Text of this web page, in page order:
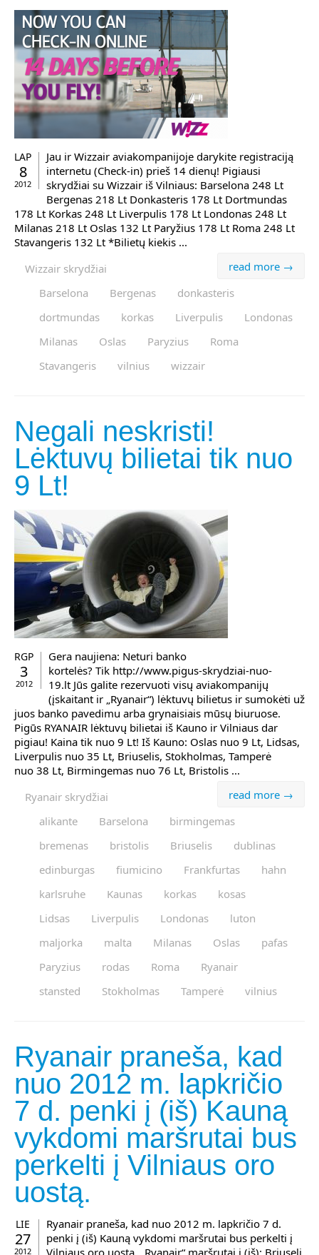
LAP
8
2012
Jau ir Wizzair aviakompanijoje darykite registraciją
internetu (Check-in) prieš 14 dienų! Pigiausi
skrydžiai su Wizzair iš Vilniaus: Barselona 248 Lt
Bergenas 218 Lt Donkasteris 178 Lt Dortmundas
178 Lt Korkas 248 Lt Liverpulis 178 Lt Londonas 248 Lt
Milanas 218 Lt Oslas 132 Lt Paryžius 178 Lt Roma 248 Lt
Stavangeris 132 Lt *Bilietų kiekis ...
read more →
Wizzair skrydžiai
Barselona
Bergenas
donkasteris
dortmundas
korkas Liverpulis
Londonas
Milanas
Oslas Paryzius
Roma
Stavangeris
vilnius wizzair
Negali neskristi!
Lėktuvų bilietai tik nuo
9 Lt!
RGP
3
2012
Gera naujiena: Neturi banko
kortelės? Tik http://www.pigus-skrydziai-nuo-
19.lt Jūs galite rezervuoti visų aviakompanijų
(įskaitant ir „Ryanair“) lėktuvų bilietus ir sumokėti už
juos banko pavedimu arba grynaisiais mūsų biuruose.
Pigūs RYANAIR lėktuvų bilietai iš Kauno ir Vilniaus dar
pigiau! Kaina tik nuo 9 Lt! Iš Kauno: Oslas nuo 9 Lt, Lidsas,
Liverpulis nuo 35 Lt, Briuselis, Stokholmas, Tamperė
nuo 38 Lt, Birmingemas nuo 76 Lt, Bristolis ...
read more →
Ryanair skrydžiai
alikante
Barselona
birmingemas
bremenas
bristolis Briuselis
dublinas
edinburgas
fiumicino Frankfurtas
hahn
karlsruhe
Kaunas korkas
kosas
Lidsas
Liverpulis Londonas
luton
maljorka
malta Milanas Oslas
pafas
Paryzius
rodas Roma
Ryanair
stansted
Stokholmas Tamperė vilnius
Ryanair praneša, kad
nuo 2012 m. lapkričio
7 d. penki į (iš) Kauną
vykdomi maršrutai bus
perkelti į Vilniaus oro
uostą.
LIE
27
2012
Ryanair praneša, kad nuo 2012 m. lapkričio 7 d.
penki į (iš) Kauną vykdomi maršrutai bus perkelti į